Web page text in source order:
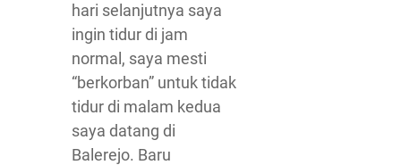
hari selanjutnya saya
ingin tidur di jam
normal, saya mesti
“berkorban” untuk tidak
tidur di malam kedua
saya datang di
Balerejo. Baru